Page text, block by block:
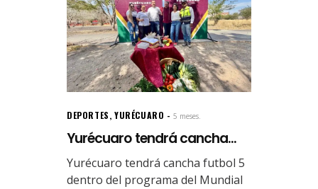
DEPORTES,YURÉCUARO 5 meses.
Yurécuaro tendrá cancha...
Yurécuaro tendrá cancha futbol 5
dentro del programa del Mundial